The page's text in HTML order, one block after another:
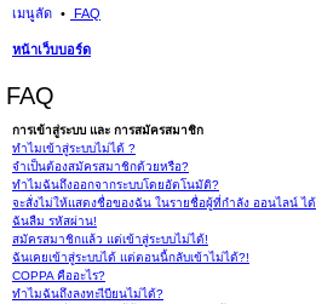
เมนูลัด FAQ
หน้าเว็บบอร์ด
FAQ
การเข้าสู่ระบบ และ การสมัครสมาชิก
ทำไมเข้าสู่ระบบไม่ได้ ?
จำเป็นต้องสมัครสมาชิกด้วยหรือ?
ทำไมฉันถึงออกจากระบบโดยอัตโนมัติ?
จะสั่งไม่ให้แสดงชื่อของฉัน ในรายชื่อผู้ที่กำลัง ออนไลน์ ได้
ฉันลืม รหัสผ่าน!
สมัครสมาชิกแล้ว แต่เข้าสู่ระบบไม่ได้!
ฉันเคยเข้าสู่ระบบได้ แต่ตอนนี้กลับเข้าไม่ได้?!
COPPA คืออะไร?
ทำไมฉันถึงลงทะเีบียนไม่ได้?